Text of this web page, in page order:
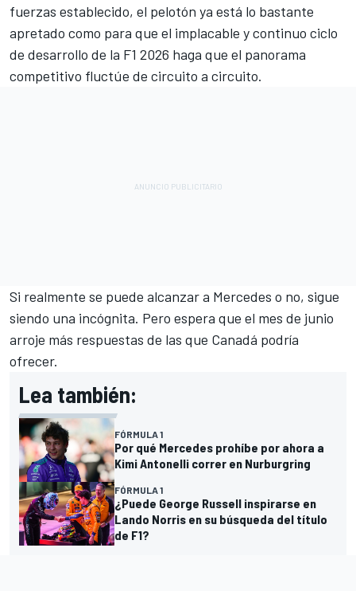
fuerzas establecido, el pelotón ya está lo bastante
apretado como para que el implacable y continuo ciclo
de desarrollo de la F1 2026 haga que el panorama
competitivo fluctúe de circuito a circuito.
Si realmente se puede alcanzar a Mercedes o no, sigue
siendo una incógnita. Pero espera que el mes de junio
arroje más respuestas de las que Canadá podría
ofrecer.
Lea también:
FÓRMULA 1
Por qué Mercedes prohíbe por ahora a
Kimi Antonelli correr en Nurburgring
FÓRMULA 1
¿Puede George Russell inspirarse en
Lando Norris en su búsqueda del título
de F1?